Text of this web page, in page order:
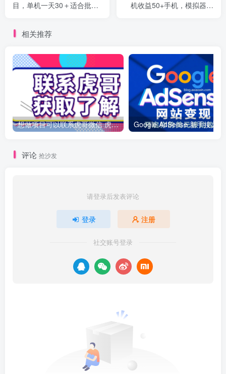
目，单机一天30＋适合批量
机收益50+手机，模拟器均
相关推荐
想做项目可以联系虎哥微信 虎哥一对一解答并且远程视频教学
评论 抢沙发
请登录后发表评论
登录 注册
社交账号登录